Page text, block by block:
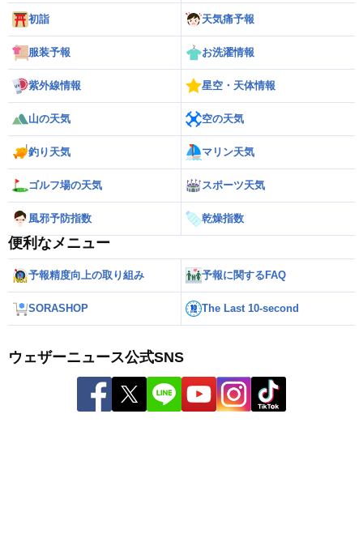
初詣 天気痛予報
服装予報 お洗濯情報
紫外線情報 星空・天体情報
山の天気 空の天気
釣り天気 マリン天気
ゴルフ場の天気 スポーツ天気
風邪予防指数 乾燥指数
便利なメニュー
予報精度向上の取り組み 予報に関するFAQ
SORASHOP The Last 10-second
ウェザーニュース公式SNS